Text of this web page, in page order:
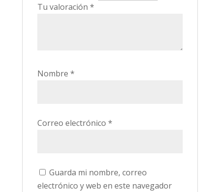
Tu valoración *
Nombre *
Correo electrónico *
Guarda mi nombre, correo
electrónico y web en este navegador